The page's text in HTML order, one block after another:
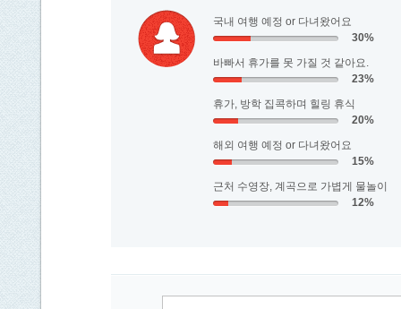
국내 여행 예정 or 다녀왔어요
30%
바빠서 휴가를 못 가질 것 같아요.
23%
휴가, 방학 집콕하며 힐링 휴식
20%
해외 여행 예정 or 다녀왔어요
15%
근처 수영장, 계곡으로 가볍게 물놀이
12%